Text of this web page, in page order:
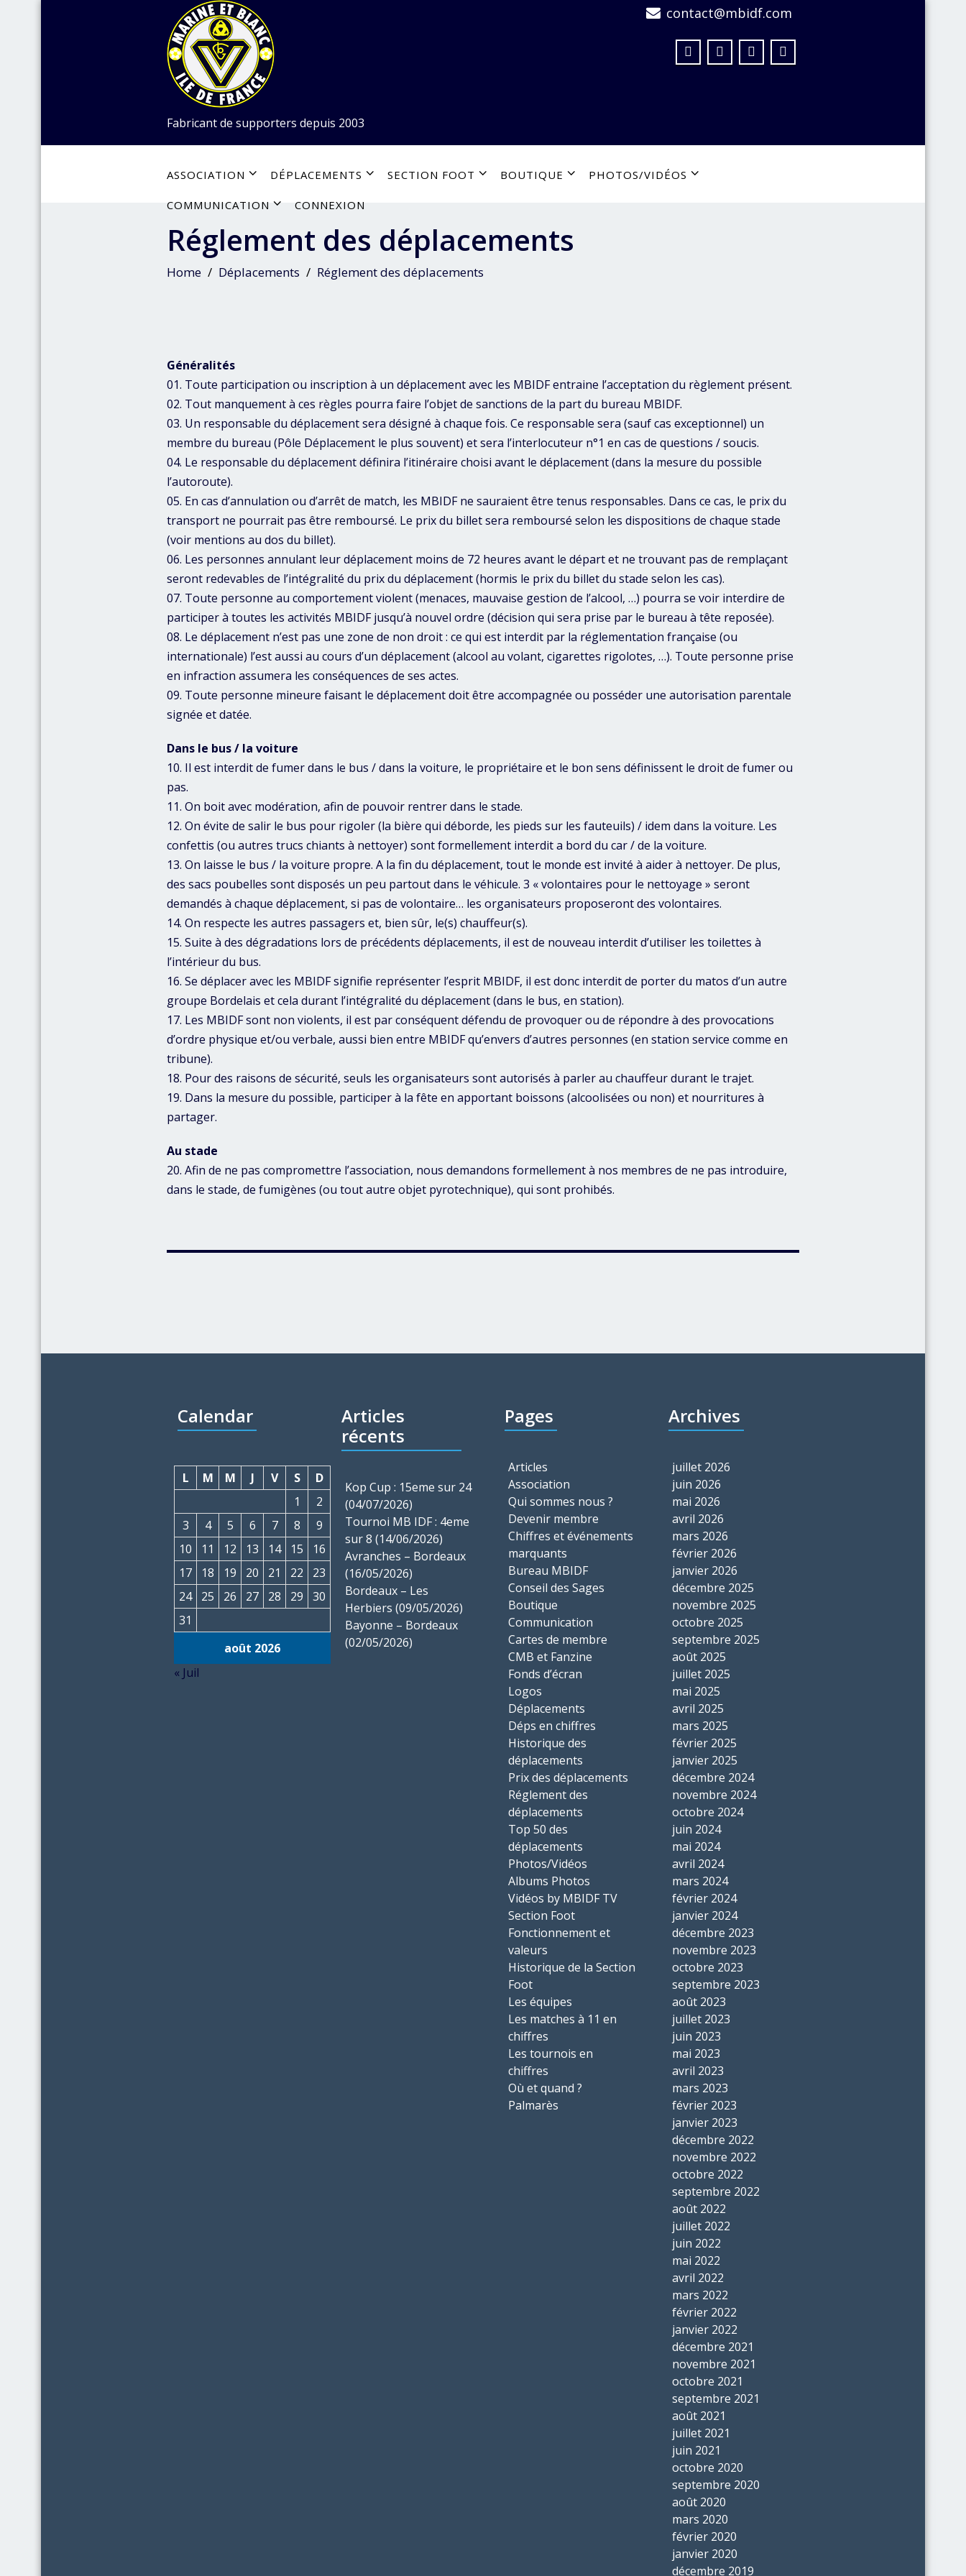
Fabricant de supporters depuis 2003
contact@mbidf.com
ASSOCIATION DÉPLACEMENTS SECTION FOOT BOUTIQUE PHOTOS/VIDÉOS
COMMUNICATION CONNEXION
Réglement des déplacements
Home Déplacements Réglement des déplacements
Généralités
01. Toute participation ou inscription à un déplacement avec les MBIDF entraine l’acceptation du règlement présent.
02. Tout manquement à ces règles pourra faire l’objet de sanctions de la part du bureau MBIDF.
03. Un responsable du déplacement sera désigné à chaque fois. Ce responsable sera (sauf cas exceptionnel) un
membre du bureau (Pôle Déplacement le plus souvent) et sera l’interlocuteur n°1 en cas de questions / soucis.
04. Le responsable du déplacement définira l’itinéraire choisi avant le déplacement (dans la mesure du possible
l’autoroute).
05. En cas d’annulation ou d’arrêt de match, les MBIDF ne sauraient être tenus responsables. Dans ce cas, le prix du
transport ne pourrait pas être remboursé. Le prix du billet sera remboursé selon les dispositions de chaque stade
(voir mentions au dos du billet).
06. Les personnes annulant leur déplacement moins de 72 heures avant le départ et ne trouvant pas de remplaçant
seront redevables de l’intégralité du prix du déplacement (hormis le prix du billet du stade selon les cas).
07. Toute personne au comportement violent (menaces, mauvaise gestion de l’alcool, …) pourra se voir interdire de
participer à toutes les activités MBIDF jusqu’à nouvel ordre (décision qui sera prise par le bureau à tête reposée).
08. Le déplacement n’est pas une zone de non droit : ce qui est interdit par la réglementation française (ou
internationale) l’est aussi au cours d’un déplacement (alcool au volant, cigarettes rigolotes, …). Toute personne prise
en infraction assumera les conséquences de ses actes.
09. Toute personne mineure faisant le déplacement doit être accompagnée ou posséder une autorisation parentale
signée et datée.
Dans le bus / la voiture
10. Il est interdit de fumer dans le bus / dans la voiture, le propriétaire et le bon sens définissent le droit de fumer ou
pas.
11. On boit avec modération, afin de pouvoir rentrer dans le stade.
12. On évite de salir le bus pour rigoler (la bière qui déborde, les pieds sur les fauteuils) / idem dans la voiture. Les
confettis (ou autres trucs chiants à nettoyer) sont formellement interdit a bord du car / de la voiture.
13. On laisse le bus / la voiture propre. A la fin du déplacement, tout le monde est invité à aider à nettoyer. De plus,
des sacs poubelles sont disposés un peu partout dans le véhicule. 3 « volontaires pour le nettoyage » seront
demandés à chaque déplacement, si pas de volontaire… les organisateurs proposeront des volontaires.
14. On respecte les autres passagers et, bien sûr, le(s) chauffeur(s).
15. Suite à des dégradations lors de précédents déplacements, il est de nouveau interdit d’utiliser les toilettes à
l’intérieur du bus.
16. Se déplacer avec les MBIDF signifie représenter l’esprit MBIDF, il est donc interdit de porter du matos d’un autre
groupe Bordelais et cela durant l’intégralité du déplacement (dans le bus, en station).
17. Les MBIDF sont non violents, il est par conséquent défendu de provoquer ou de répondre à des provocations
d’ordre physique et/ou verbale, aussi bien entre MBIDF qu’envers d’autres personnes (en station service comme en
tribune).
18. Pour des raisons de sécurité, seuls les organisateurs sont autorisés à parler au chauffeur durant le trajet.
19. Dans la mesure du possible, participer à la fête en apportant boissons (alcoolisées ou non) et nourritures à
partager.
Au stade
20. Afin de ne pas compromettre l’association, nous demandons formellement à nos membres de ne pas introduire,
dans le stade, de fumigènes (ou tout autre objet pyrotechnique), qui sont prohibés.
Calendar
août 2026
L M M J V S
D
1
2
3
4 5 6 7 8
9
10
11 12 13 14 15
16
17
18 19 20 21 22
23
24
25 26 27 28 29
30
31
« Juil
Articles
récents
Kop Cup : 15eme sur 24
(04/07/2026)
Tournoi MB IDF : 4eme
sur 8 (14/06/2026)
Avranches – Bordeaux
(16/05/2026)
Bordeaux – Les
Herbiers (09/05/2026)
Bayonne – Bordeaux
(02/05/2026)
Pages
Articles
Association
Qui sommes nous ?
Devenir membre
Chiffres et événements
marquants
Bureau MBIDF
Conseil des Sages
Boutique
Communication
Cartes de membre
CMB et Fanzine
Fonds d’écran
Logos
Déplacements
Déps en chiffres
Historique des
déplacements
Prix des déplacements
Réglement des
déplacements
Top 50 des
déplacements
Photos/Vidéos
Albums Photos
Vidéos by MBIDF TV
Section Foot
Fonctionnement et
valeurs
Historique de la Section
Foot
Les équipes
Les matches à 11 en
chiffres
Les tournois en
chiffres
Où et quand ?
Palmarès
Archives
juillet 2026
juin 2026
mai 2026
avril 2026
mars 2026
février 2026
janvier 2026
décembre 2025
novembre 2025
octobre 2025
septembre 2025
août 2025
juillet 2025
mai 2025
avril 2025
mars 2025
février 2025
janvier 2025
décembre 2024
novembre 2024
octobre 2024
juin 2024
mai 2024
avril 2024
mars 2024
février 2024
janvier 2024
décembre 2023
novembre 2023
octobre 2023
septembre 2023
août 2023
juillet 2023
juin 2023
mai 2023
avril 2023
mars 2023
février 2023
janvier 2023
décembre 2022
novembre 2022
octobre 2022
septembre 2022
août 2022
juillet 2022
juin 2022
mai 2022
avril 2022
mars 2022
février 2022
janvier 2022
décembre 2021
novembre 2021
octobre 2021
septembre 2021
août 2021
juillet 2021
juin 2021
octobre 2020
septembre 2020
août 2020
mars 2020
février 2020
janvier 2020
décembre 2019